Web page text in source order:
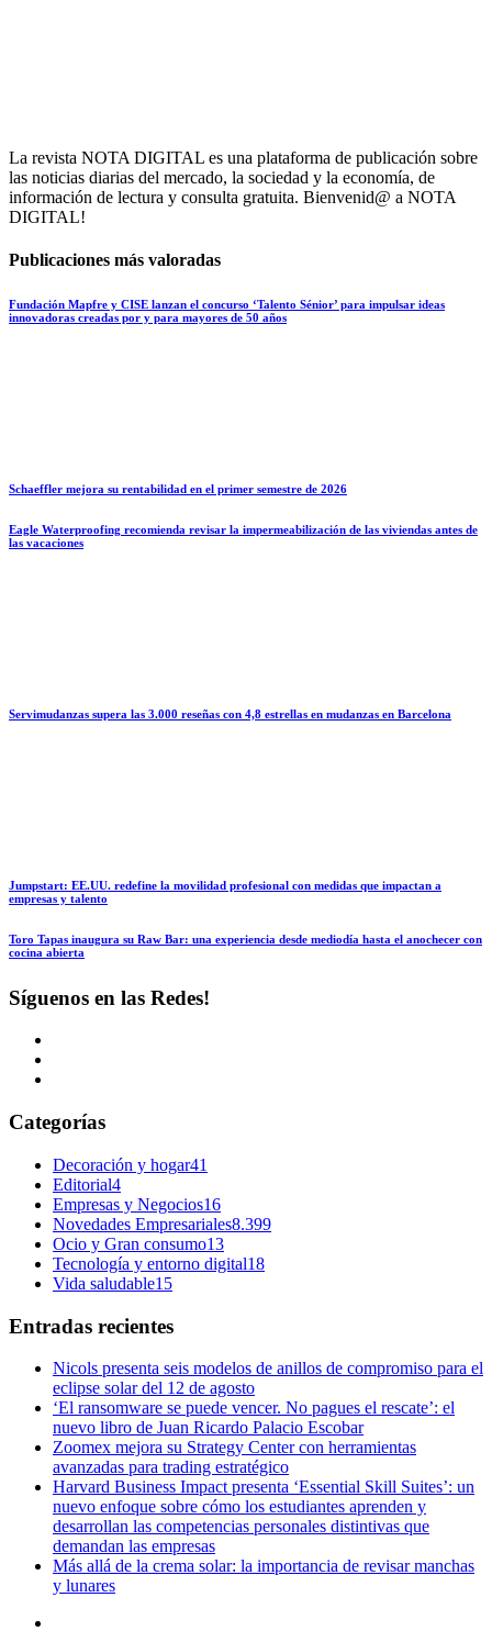
La revista NOTA DIGITAL es una plataforma de publicación sobre
las noticias diarias del mercado, la sociedad y la economía, de
información de lectura y consulta gratuita. Bienvenid@ a NOTA
DIGITAL!
Publicaciones más valoradas
Fundación Mapfre y CISE lanzan el concurso ‘Talento Sénior’ para impulsar ideas
innovadoras creadas por y para mayores de 50 años
Schaeffler mejora su rentabilidad en el primer semestre de 2026
Eagle Waterproofing recomienda revisar la impermeabilización de las viviendas antes de
las vacaciones
Servimudanzas supera las 3.000 reseñas con 4,8 estrellas en mudanzas en Barcelona
Jumpstart: EE.UU. redefine la movilidad profesional con medidas que impactan a
empresas y talento
Toro Tapas inaugura su Raw Bar: una experiencia desde mediodía hasta el anochecer con
cocina abierta
Síguenos en las Redes!
Categorías
Decoración y hogar41
Editorial4
Empresas y Negocios16
Novedades Empresariales8.399
Ocio y Gran consumo13
Tecnología y entorno digital18
Vida saludable15
Entradas recientes
Nicols presenta seis modelos de anillos de compromiso para el
eclipse solar del 12 de agosto
‘El ransomware se puede vencer. No pagues el rescate’: el
nuevo libro de Juan Ricardo Palacio Escobar
Zoomex mejora su Strategy Center con herramientas
avanzadas para trading estratégico
Harvard Business Impact presenta ‘Essential Skill Suites’: un
nuevo enfoque sobre cómo los estudiantes aprenden y
desarrollan las competencias personales distintivas que
demandan las empresas
Más allá de la crema solar: la importancia de revisar manchas
y lunares